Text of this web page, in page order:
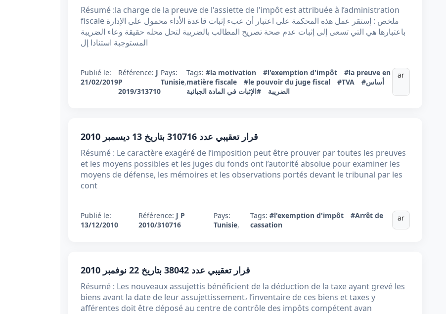
Résumé :la charge de la preuve de l'assiette de l'impôt est attribuée à l’administration
fiscale ملخص : إستقر عمل هذه المحكمة على اعتبار أن عبء إثبات قاعدة الأداء محمول على الإدارة
باعتبارها هي التي تسعى إلى إثبات عدم صحة تصريح المطالب بالضريبة لتحل محله حقيقة وعاء الضريبة
المستوجبة استنادا إل
Publié le:
21/02/2019
Référence: J
P
2019/313710
Pays:
Tunisie,
Tags: #la motivation #l'exemption d'impôt
#la preuve en
matière fiscale
#le pouvoir du juge fiscal #TVA
#أساس
الضريبة
#الإثبات في المادة الجبائية
ar
قرار تعقيبي عدد 310716​​​​​​​ بتاريخ 13 ديسمبر 2010
Résumé : Le caractère exagéré de l’imposition peut être prouver par toutes les preuves
et les moyens possibles et les juges du fonds ont l’autorité absolue pour examiner les
moyens de défense, les mémoires et les observations portés devant le tribunal par les
cont
Publié le:
13/12/2010
Référence: J P
2010/310716
Pays:
Tunisie,
Tags: #l'exemption d'impôt
#Arrêt de
cassation
ar
قرار تعقيبي عدد 38042​​​​​​​ بتاريخ 22 نوفمبر 2010
Résumé : Les nouveaux assujettis bénéficient de la déduction de la taxe ayant grevé les
biens avant la date de leur assujettissement، l’inventaire de ces biens et taxes y
afférentes doit être déposé au centre de contrôle des impôts compétent avan